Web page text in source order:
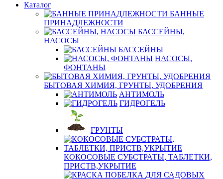
Каталог
БАННЫЕ
ПРИНАДЛЕЖНОСТИ
БАССЕЙНЫ,
НАСОСЫ
БАССЕЙНЫ
НАСОСЫ,
ФОНТАНЫ
БЫТОВАЯ ХИМИЯ, ГРУНТЫ, УДОБРЕНИЯ
АНТИМОЛЬ
ГИДРОГЕЛЬ
ГРУНТЫ
КОКОСОВЫЕ СУБСТРАТЫ, ТАБЛЕТКИ,
ПРИСТВ,УКРЫТИЕ